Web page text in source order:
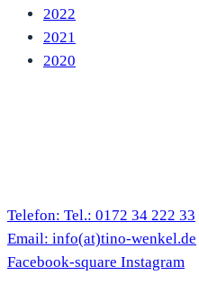
2022
2021
2020
Telefon: Tel.: 0172 34 222 33
Email: info(at)tino-wenkel.de
Facebook-square Instagram